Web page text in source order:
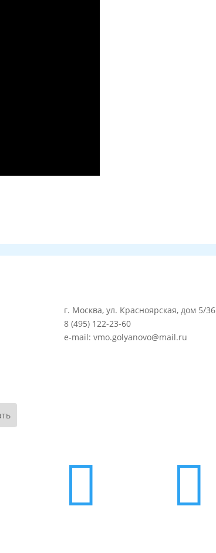
г. Москва, ул. Красноярская, дом 5/36
8 (495) 122-23-60
e-mail: vmo.golyanovo@mail.ru
 